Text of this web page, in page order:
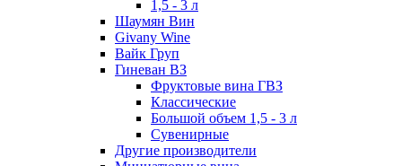
1,5 - 3 л
Шаумян Вин
Givany Wine
Вайк Груп
Гиневан ВЗ
Фруктовые вина ГВЗ
Классические
Большой объем 1,5 - 3 л
Сувенирные
Другие производители